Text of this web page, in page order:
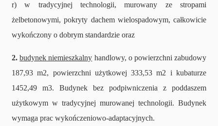
r) w tradycyjnej technologii, murowany ze stropami
żelbetonowymi, pokryty dachem wielospadowym, całkowicie
wykończony o dobrym standardzie oraz
2.budynek niemieszkalny handlowy, o powierzchni zabudowy
187,93 m2, powierzchni użytkowej 333,53 m2 i kubaturze
1452,49 m3. Budynek bez podpiwniczenia z poddaszem
użytkowym w tradycyjnej murowanej technologii. Budynek
wymaga prac wykończeniowo-adaptacyjnych.